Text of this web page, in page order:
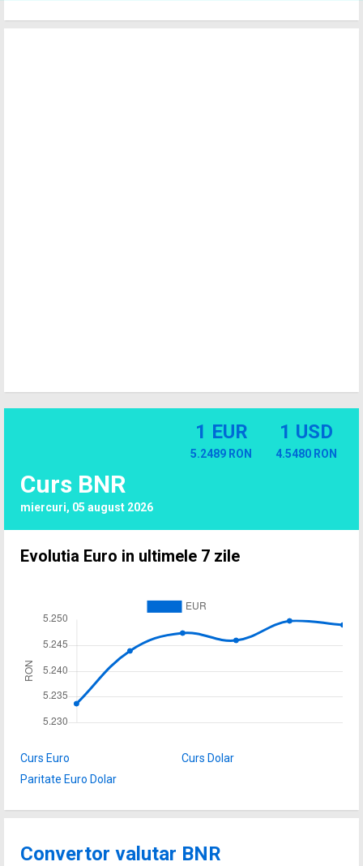
Curs BNR
miercuri, 05 august 2026
1 EUR
5.2489 RON
1 USD
4.5480 RON
Evolutia Euro in ultimele 7 zile
Curs Euro
Curs Dolar
Paritate Euro Dolar
Convertor valutar BNR